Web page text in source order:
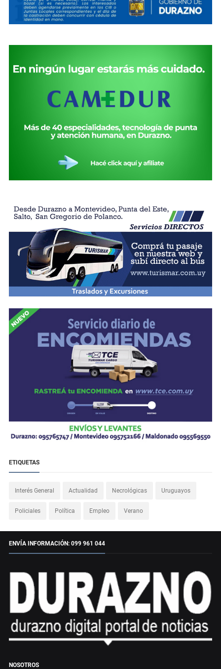
ETIQUETAS
Interés General Actualidad Necrológicas Uruguayos
Policiales Política Empleo Verano
ENVÍA INFORMACIÓN: 099 961 044
NOSOTROS